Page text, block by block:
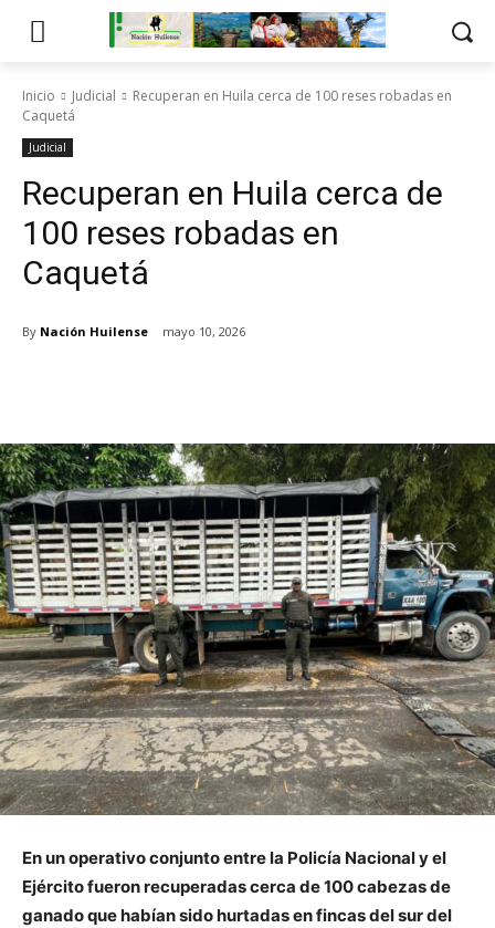
Inicio Judicial
Recuperan en Huila cerca de 100 reses robadas en
Caquetá
Judicial
Recuperan en Huila cerca de
100 reses robadas en
Caquetá
By Nación Huilense mayo 10, 2026
En un operativo conjunto entre la Policía Nacional y el
Ejército fueron recuperadas cerca de 100 cabezas de
ganado que habían sido hurtadas en fincas del sur del